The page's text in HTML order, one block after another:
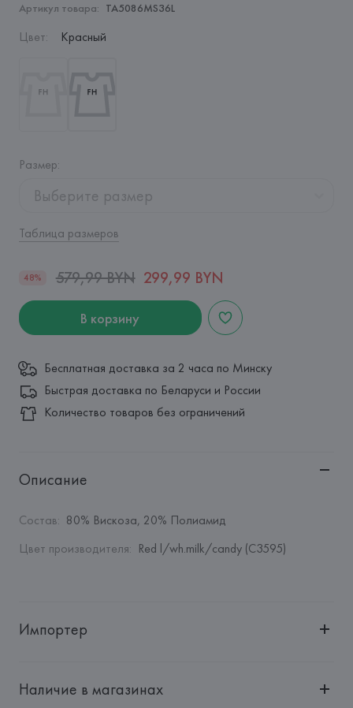
Артикул товара: TA5086MS36L
Цвет: Красный
Размер:
Выберите размер
Таблица размеров
48% 579,99 BYN 299,99 BYN
В корзину
Бесплатная доставка за 2 часа по Минску
Быстрая доставка по Беларуси и России
Количество товаров без ограничений
Описание
Состав: 80% Вискоза, 20% Полиамид
Цвет производителя: Red l/wh.milk/candy (C3595)
Импортер
"БелВиринея"
Наличие в магазинах